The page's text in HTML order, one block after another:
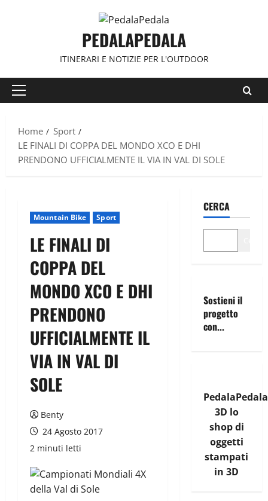
PEDALAPEDALA
ITINERARI E NOTIZIE PER L'OUTDOOR
Menu
Home
Sport
LE FINALI DI COPPA DEL MONDO XCO E DHI
PRENDONO UFFICIALMENTE IL VIA IN VAL DI SOLE
Mountain Bike Sport
LE FINALI DI
COPPA DEL
MONDO XCO E DHI
PRENDONO
UFFICIALMENTE IL
VIA IN VAL DI
SOLE
Benty
24 Agosto 2017
2 minuti letti
CERCA
Sostieni il
progetto
con...
PedalaPedala
3D lo
shop di
oggetti
stampati
in 3D